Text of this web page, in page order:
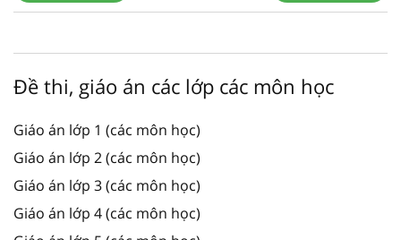
Đề thi, giáo án các lớp các môn học
Giáo án lớp 1 (các môn học)
Giáo án lớp 2 (các môn học)
Giáo án lớp 3 (các môn học)
Giáo án lớp 4 (các môn học)